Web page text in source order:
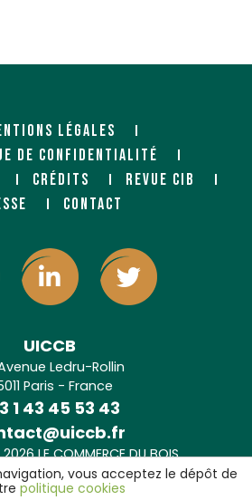
LÉGALES
DE CONFIDENTIALITÉ
CRÉDITS
REVUE CIB
CONTACT
UICCB
Ledru-Rollin
Paris - France
1 43 45 53 43
LE COMMERCE DU BOIS
web Paris: 6LAB
vous acceptez le dépôt de
politique cookies